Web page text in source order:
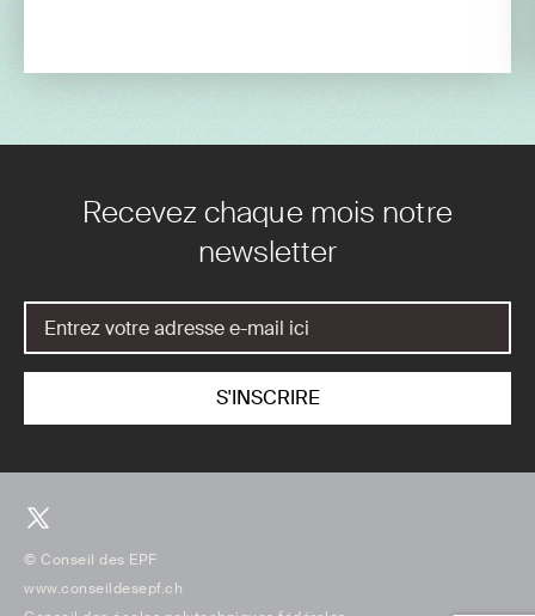
Recevez chaque mois notre
newsletter
© Conseil des EPF
www.conseildesepf.ch